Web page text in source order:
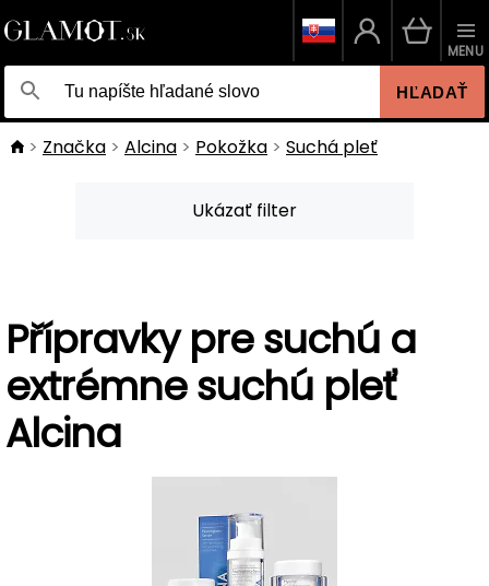
HĽADAŤ
MENU
Značka Alcina Pokožka Suchá pleť
Ukázať filter
Přípravky pre suchú a
extrémne suchú pleť
Alcina